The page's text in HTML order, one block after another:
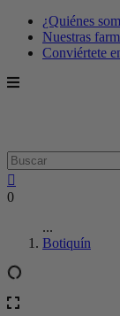
¿Quiénes
Nuestras
Conviértete
0
...
Botiquín